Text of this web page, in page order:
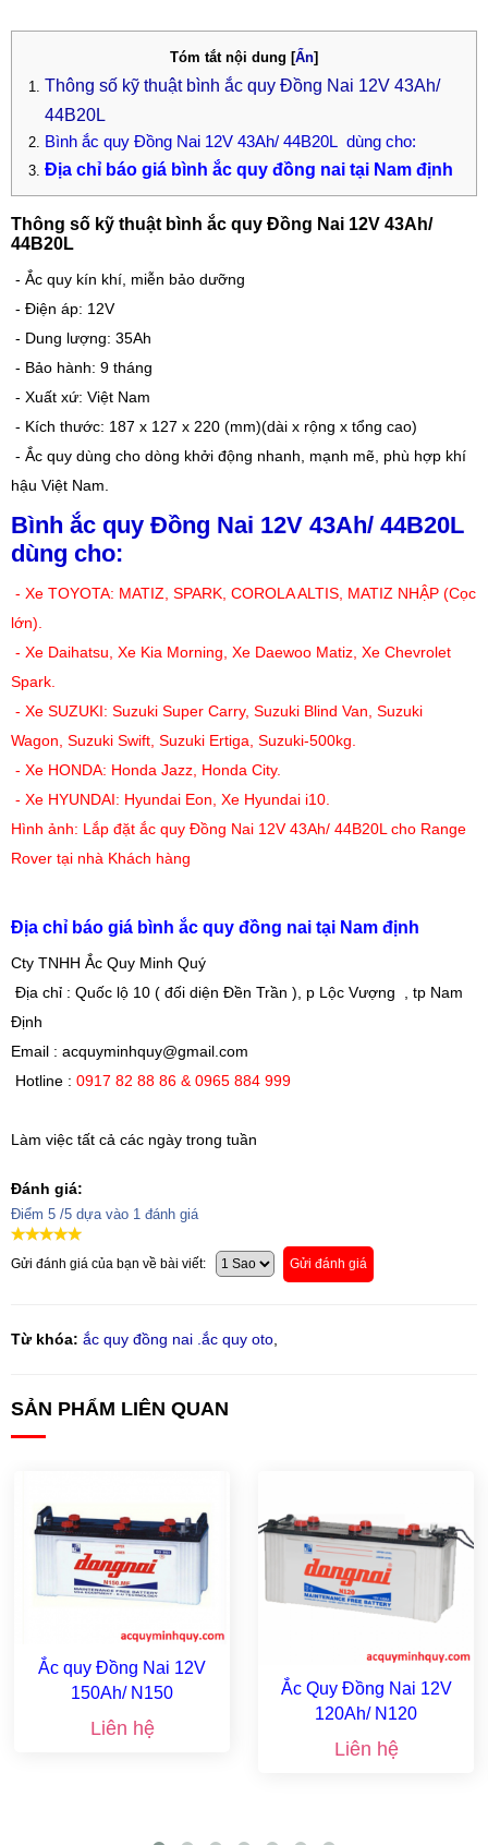
Tóm tắt nội dung [Ẩn]
Thông số kỹ thuật bình ắc quy Đồng Nai 12V 43Ah/
44B20L
Bình ắc quy Đồng Nai 12V 43Ah/ 44B20L dùng cho:
Địa chỉ báo giá bình ắc quy đồng nai tại Nam định
Thông số kỹ thuật bình ắc quy Đồng Nai 12V 43Ah/
44B20L
- Ắc quy kín khí, miễn bảo dưỡng
- Điện áp: 12V
- Dung lượng: 35Ah
- Bảo hành: 9 tháng
- Xuất xứ: Việt Nam
- Kích thước: 187 x 127 x 220 (mm)(dài x rộng x tổng cao)
- Ắc quy dùng cho dòng khởi động nhanh, mạnh mẽ, phù hợp khí
hậu Việt Nam.
Bình ắc quy Đồng Nai 12V 43Ah/ 44B20L
dùng cho:
- Xe TOYOTA: MATIZ, SPARK, COROLA ALTIS, MATIZ NHẬP (Cọc
lớn).
- Xe Daihatsu, Xe Kia Morning, Xe Daewoo Matiz, Xe Chevrolet
Spark.
- Xe SUZUKI: Suzuki Super Carry, Suzuki Blind Van, Suzuki
Wagon, Suzuki Swift, Suzuki Ertiga, Suzuki-500kg.
- Xe HONDA: Honda Jazz, Honda City.
- Xe HYUNDAI: Hyundai Eon, Xe Hyundai i10.
Hình ảnh: Lắp đặt ắc quy Đồng Nai 12V 43Ah/ 44B20L cho Range
Rover tại nhà Khách hàng
Địa chỉ báo giá bình ắc quy đồng nai tại Nam định
Cty TNHH Ắc Quy Minh Quý
Địa chỉ : Quốc lộ 10 ( đối diện Đền Trần ), p Lộc Vượng , tp Nam
Định
Email : acquyminhquy@gmail.com
Hotline : 0917 82 88 86 & 0965 884 999
Làm việc tất cả các ngày trong tuần
Đánh giá:
Điểm 5 /5 dựa vào 1 đánh giá
Gửi đánh giá của bạn về bài viết: Gửi đánh giá
Từ khóa: ắc quy đồng nai .ắc quy oto
SẢN PHẨM LIÊN QUAN
Ắc quy Đồng Nai 12V
150Ah/ N150
Liên hệ
Ắc Quy Đồng Nai 12V
120Ah/ N120
Liên hệ